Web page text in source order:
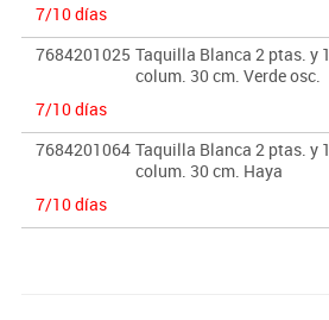
7/10 días
7684201025 Taquilla Blanca 2 ptas. y 1
colum. 30 cm. Verde osc.
7/10 días
7684201064 Taquilla Blanca 2 ptas. y 1
colum. 30 cm. Haya
7/10 días